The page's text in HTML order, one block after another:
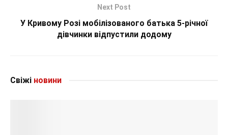
Next Post
У Кривому Розі мобілізованого батька 5-річної
дівчинки відпустили додому
Свіжі новини